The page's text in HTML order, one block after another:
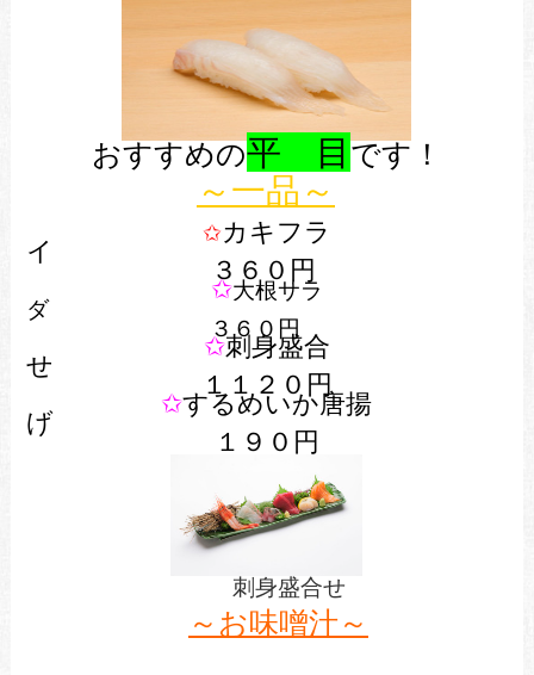
おすすめの平 目 です！
～一品～
✩カキフラ
３６０円
✩大根サラ
３６０円
✩刺身盛合
１１２０円
✩するめいか唐揚
げ
１９０円
刺身盛合せ
～お味噌汁～